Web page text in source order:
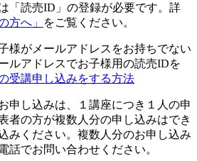
「読売ID」の登録が必要です。詳
方へ」 をご覧ください。
様がメールアドレスをお持ちでない
ルアドレスでお子様用の読売IDを
受講申し込みをする方法
申し込みは、１講座につき１人の申
者の方が複数人分の申し込みはでき
みください。複数人分のお申し込み
話でお問い合わせください。